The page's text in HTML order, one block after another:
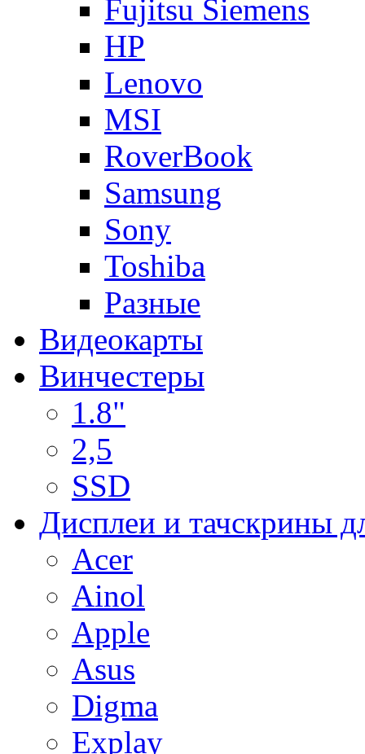
Fujitsu Siemens
HP
Lenovo
MSI
RoverBook
Samsung
Sony
Toshiba
Разные
Видеокарты
Винчестеры
1.8"
2,5
SSD
Дисплеи и тачскрины
Acer
Ainol
Apple
Asus
Digma
Explay